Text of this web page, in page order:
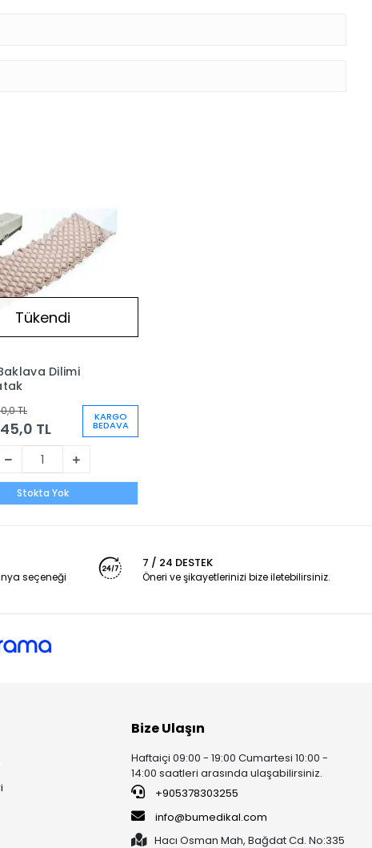
Tükendi
Dilimi
TL
TL
KARGO
BEDAVA
Stokta Yok
seçeneği
7 / 24 DESTEK
Öneri ve şikayetlerinizi bize iletebilirsiniz.
Bize Ulaşın
Haftaiçi 09:00 - 19:00 Cumartesi 10:00 -
14:00 saatleri arasında ulaşabilirsiniz.
+905378303255
info@bumedikal.com
Hacı Osman Mah, Bağdat Cd. No:335